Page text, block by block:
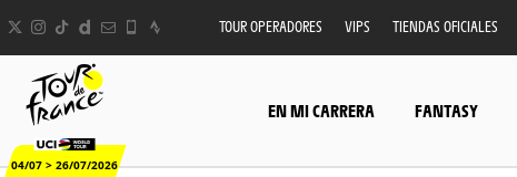
TOUR OPERADORES VIPS TIENDAS OFICIALES
04/07 > 26/07/2026
EN MI CARRERA FANTASY